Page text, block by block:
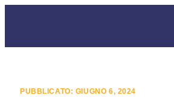
PUBBLICATO: GIUGNO 6, 2024